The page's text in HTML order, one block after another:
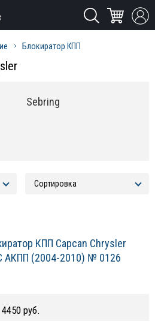
Блокиратор КПП
Sebring
КПП Capcan Chrysler
АКПП (2004-2010) № 0126
4450 руб.